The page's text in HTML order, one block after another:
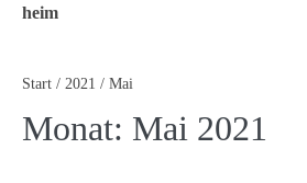
Start / 2021 / Mai
Monat: Mai 2021